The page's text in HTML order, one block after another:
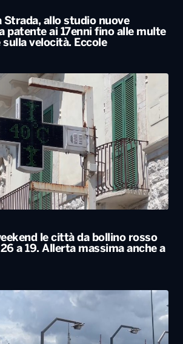
Strada, allo studio nuove
patente ai 17enni fino alle multe
velocità. Eccole
le città da bollino rosso
a 19. Allerta massima anche a